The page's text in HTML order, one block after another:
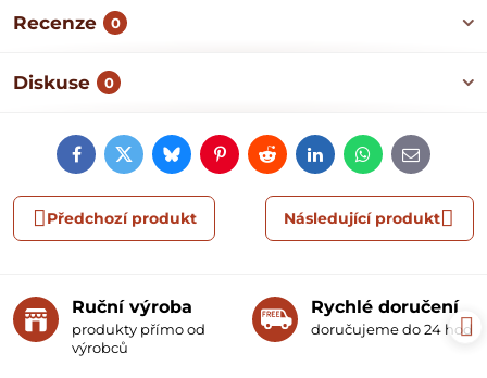
Recenze 0
Diskuse 0
FacebookTwitterBlueskyPinterestRedditLinkedInWhatsApp
E-
mail
Předchozí produkt Následující produkt
Ruční výroba
produkty přímo od
výrobců
Rychlé doručení
doručujeme do 24 hodin